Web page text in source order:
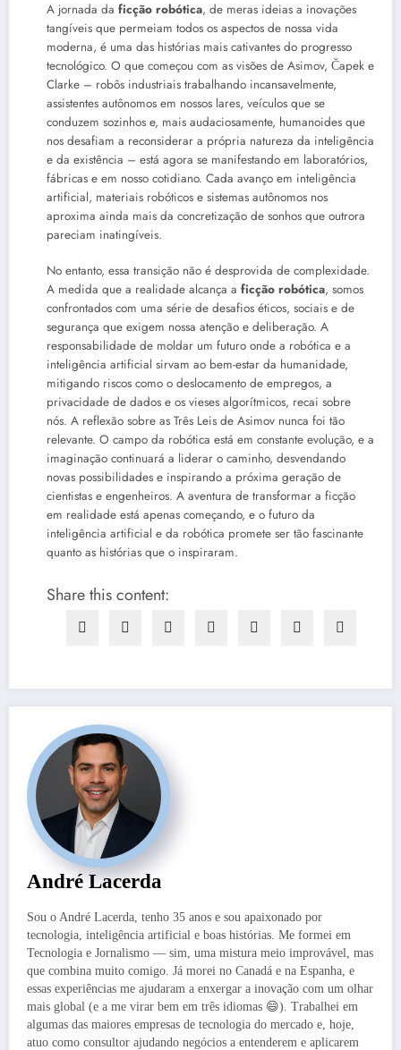
A jornada da ficção robótica, de meras ideias a inovações
tangíveis que permeiam todos os aspectos de nossa vida
moderna, é uma das histórias mais cativantes do progresso
tecnológico. O que começou com as visões de Asimov, Čapek e
Clarke – robôs industriais trabalhando incansavelmente,
assistentes autônomos em nossos lares, veículos que se
conduzem sozinhos e, mais audaciosamente, humanoides que
nos desafiam a reconsiderar a própria natureza da inteligência
e da existência – está agora se manifestando em laboratórios,
fábricas e em nosso cotidiano. Cada avanço em inteligência
artificial, materiais robóticos e sistemas autônomos nos
aproxima ainda mais da concretização de sonhos que outrora
pareciam inatingíveis.
No entanto, essa transição não é desprovida de complexidade.
A medida que a realidade alcança a ficção robótica, somos
confrontados com uma série de desafios éticos, sociais e de
segurança que exigem nossa atenção e deliberação. A
responsabilidade de moldar um futuro onde a robótica e a
inteligência artificial sirvam ao bem-estar da humanidade,
mitigando riscos como o deslocamento de empregos, a
privacidade de dados e os vieses algorítmicos, recai sobre
nós. A reflexão sobre as Três Leis de Asimov nunca foi tão
relevante. O campo da robótica está em constante evolução, e a
imaginação continuará a liderar o caminho, desvendando
novas possibilidades e inspirando a próxima geração de
cientistas e engenheiros. A aventura de transformar a ficção
em realidade está apenas começando, e o futuro da
inteligência artificial e da robótica promete ser tão fascinante
quanto as histórias que o inspiraram.
Share this content:
André Lacerda
Sou o André Lacerda, tenho 35 anos e sou apaixonado por
tecnologia, inteligência artificial e boas histórias. Me formei em
Tecnologia e Jornalismo — sim, uma mistura meio improvável, mas
que combina muito comigo. Já morei no Canadá e na Espanha, e
essas experiências me ajudaram a enxergar a inovação com um olhar
mais global (e a me virar bem em três idiomas 😄). Trabalhei em
algumas das maiores empresas de tecnologia do mercado e, hoje,
atuo como consultor ajudando negócios a entenderem e aplicarem